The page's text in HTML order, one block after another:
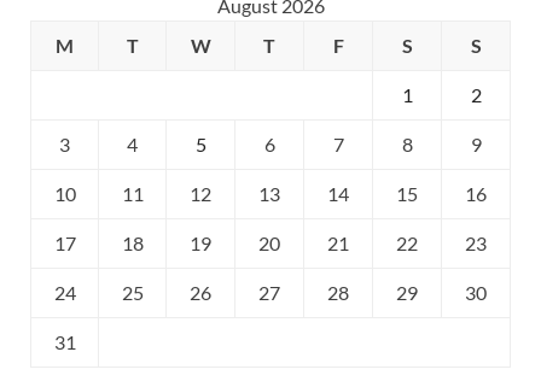
August 2026
M
T W T F S S
1 2
3 4 5 6 7 8 9
10 11 12 13 14 15 16
17 18 19 20 21 22 23
24 25 26 27 28 29 30
31